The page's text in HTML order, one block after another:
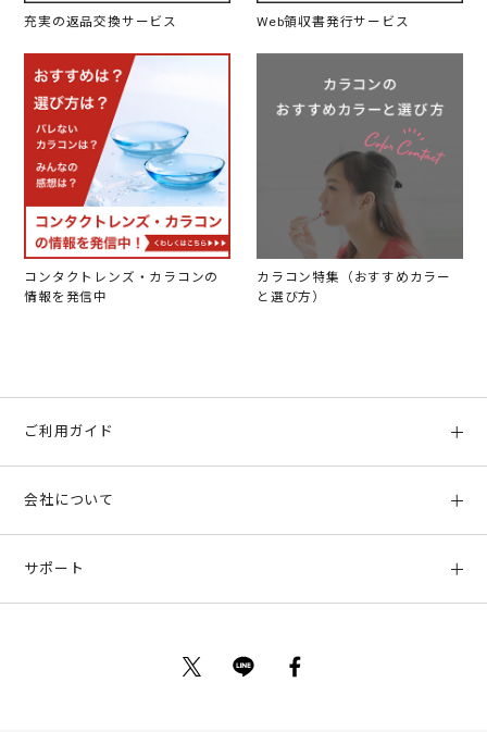
充実の返品交換サービス Web領収書発行サービス
コンタクトレンズ・カラコンの
情報を発信中
カラコン特集（おすすめカラー
と選び方）
ご利用ガイド
お支払い方法、配送について
返品について
会社について
サポート